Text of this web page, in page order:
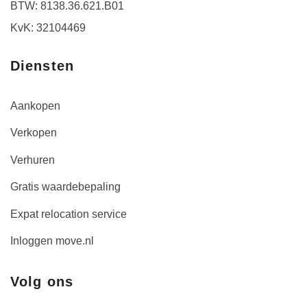
BTW: 8138.36.621.B01
KvK: 32104469
Diensten
Aankopen
Verkopen
Verhuren
Gratis waardebepaling
Expat relocation service
Inloggen move.nl
Volg ons